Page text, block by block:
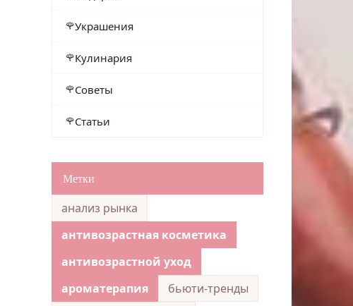
Украшения
Кулинария
Советы
Статьи
Метки
анализ рынка
антивозрастная косметика
антивозрастной уход
ароматерапия
бьюти-тренды